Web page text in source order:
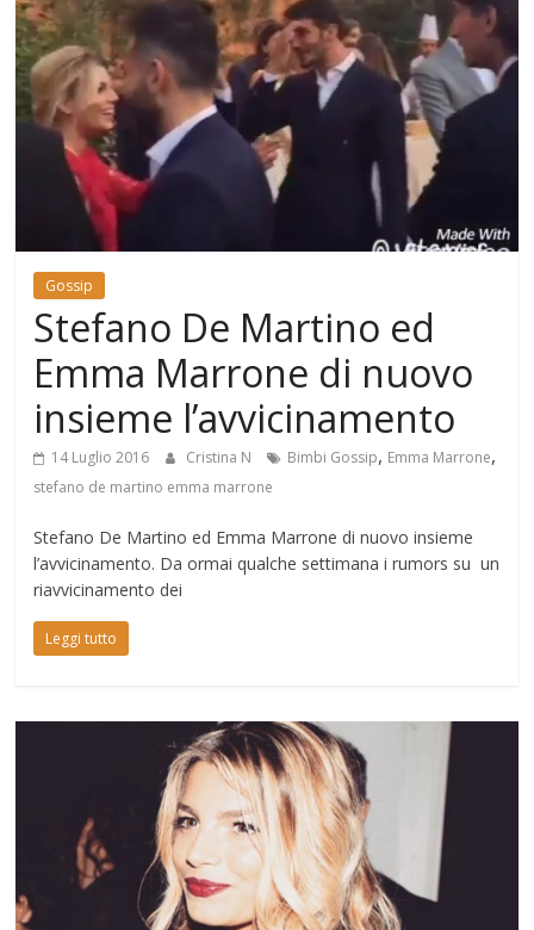
Mondo
Gossip
Stefano De Martino ed
Emma Marrone di nuovo
insieme l’avvicinamento
14 Luglio 2016 Cristina N Bimbi Gossip, Emma Marrone,
stefano de martino emma marrone
Stefano De Martino ed Emma Marrone di nuovo insieme
l’avvicinamento. Da ormai qualche settimana i rumors su un
riavvicinamento dei
Leggi tutto